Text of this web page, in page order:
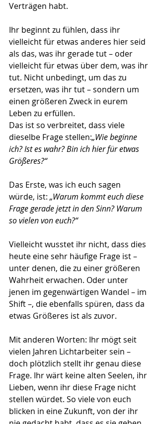
Verträgen habt.
Ihr beginnt zu fühlen, dass ihr
vielleicht für etwas anderes hier seid
als das, was ihr gerade tut – oder
vielleicht für etwas über dem, was ihr
tut. Nicht unbedingt, um das zu
ersetzen, was ihr tut – sondern um
einen größeren Zweck in eurem
Leben zu erfüllen.
Das ist so verbreitet, dass viele
dieselbe Frage stellen:„Wie beginne
ich? Ist es wahr? Bin ich hier für etwas
Größeres?“
Das Erste, was ich euch sagen
würde, ist: „Warum kommt euch diese
Frage gerade jetzt in den Sinn? Warum
so vielen von euch?“
Vielleicht wusstet ihr nicht, dass dies
heute eine sehr häufige Frage ist –
unter denen, die zu einer größeren
Wahrheit erwachen. Oder unter
jenen im gegenwärtigen Wandel – im
Shift –, die ebenfalls spüren, dass da
etwas Größeres ist als zuvor.
Mit anderen Worten: Ihr mögt seit
vielen Jahren Lichtarbeiter sein –
doch plötzlich stellt ihr genau diese
Frage. Ihr wärt keine alten Seelen, ihr
Lieben, wenn ihr diese Frage nicht
stellen würdet. So viele von euch
blicken in eine Zukunft, von der ihr